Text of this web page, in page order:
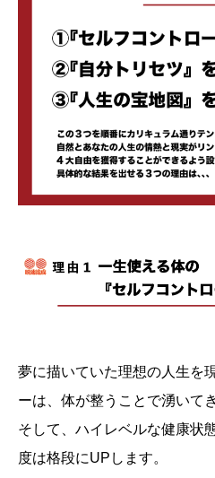
夢に描いていた理想の人生を
ーは、体が整うことで湧いて
そして、ハイレベルな健康状
度は格段にUPします。